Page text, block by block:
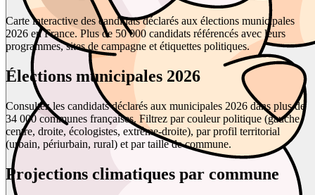
Carte interactive des candidats déclarés aux élections municipales
2026 en France. Plus de 50 000 candidats référencés avec leurs
programmes, sites de campagne et étiquettes politiques.
Élections municipales 2026
Consultez les candidats déclarés aux municipales 2026 dans plus de
34 000 communes françaises. Filtrez par couleur politique (gauche,
centre, droite, écologistes, extrême-droite), par profil territorial
(urbain, périurbain, rural) et par taille de commune.
Projections climatiques par commune